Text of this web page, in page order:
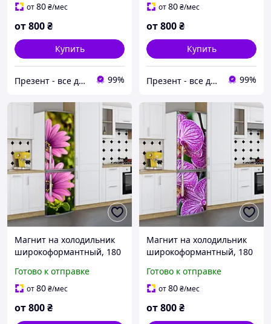
от80₴/мес
от800₴
Купить
Презент - все для декора 99%
от80₴/мес
от800₴
Купить
Презент - все для декора 99%
Магнит на холодильник
широкоформантный, 180
Готово к отправке
от80₴/мес
от800₴
Магнит на холодильник
широкоформантный, 180
Готово к отправке
от80₴/мес
от800₴